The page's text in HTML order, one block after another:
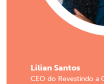
Lilian Santos
CEO do Revestindo a